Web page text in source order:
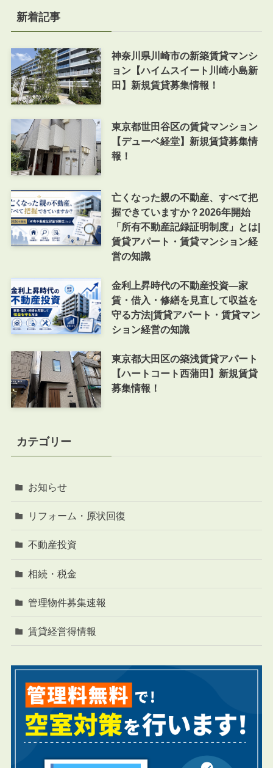
新着記事
神奈川県川崎市の新築賃貸マンシ
ョン【ハイムスイート川崎小島新
田】新規賃貸募集情報！
東京都世田谷区の賃貸マンション
【デューベ経堂】新規賃貸募集情
報！
亡くなった親の不動産、すべて把
握できていますか？2026年開始
「所有不動産記録証明制度」とは|
賃貸アパート・賃貸マンション経
営の知識
金利上昇時代の不動産投資―家
賃・借入・修繕を見直して収益を
守る方法|賃貸アパート・賃貸マン
ション経営の知識
東京都大田区の築浅賃貸アパート
【ハートコート西蒲田】新規賃貸
募集情報！
カテゴリー
お知らせ
リフォーム・原状回復
不動産投資
相続・税金
管理物件募集速報
賃貸経営得情報